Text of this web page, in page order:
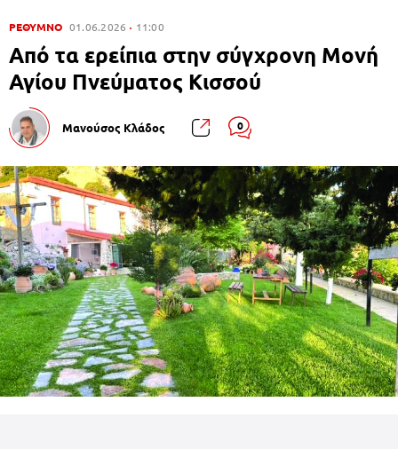
ΡΕΘΥΜΝΟ 01.06.2026 11:00
Από τα ερείπια στην σύγχρονη Μονή
Αγίου Πνεύματος Κισσού
Μανούσος Κλάδος 0